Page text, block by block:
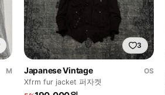
M
3
Japanese Vintage
OS
Xfrm fur jacket 퍼자켓